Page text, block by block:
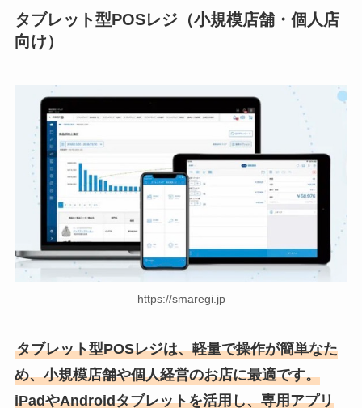
タブレット型POSレジ（小規模店舗・個人店
向け）
https://smaregi.jp
タブレット型POSレジは、軽量で操作が簡単なた
め、小規模店舗や個人経営のお店に最適です。
iPadやAndroidタブレットを活用し、専用アプリ